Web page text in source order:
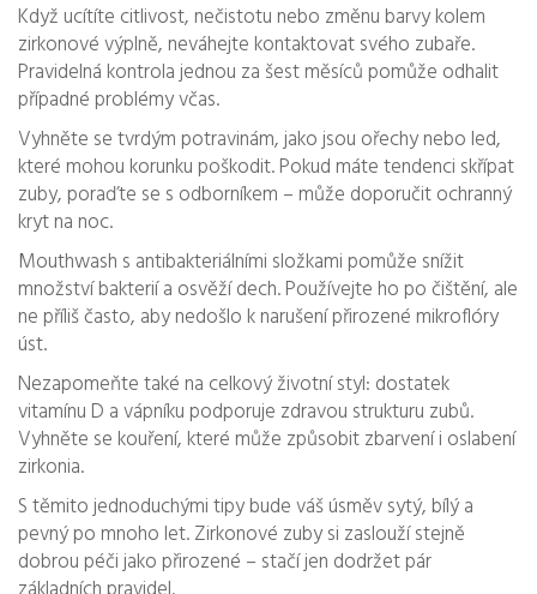
Když ucítíte citlivost, nečistotu nebo změnu barvy kolem
zirkonové výplně, neváhejte kontaktovat svého zubaře.
Pravidelná kontrola jednou za šest měsíců pomůže odhalit
případné problémy včas.
Vyhněte se tvrdým potravinám, jako jsou ořechy nebo led,
které mohou korunku poškodit. Pokud máte tendenci skřípat
zuby, poraďte se s odborníkem – může doporučit ochranný
kryt na noc.
Mouthwash s antibakteriálními složkami pomůže snížit
množství bakterií a osvěží dech. Používejte ho po čištění, ale
ne příliš často, aby nedošlo k narušení přirozené mikroflóry
úst.
Nezapomeňte také na celkový životní styl: dostatek
vitamínu D a vápníku podporuje zdravou strukturu zubů.
Vyhněte se kouření, které může způsobit zbarvení i oslabení
zirkonia.
S těmito jednoduchými tipy bude váš úsměv sytý, bílý a
pevný po mnoho let. Zirkonové zuby si zaslouží stejně
dobrou péči jako přirozené – stačí jen dodržet pár